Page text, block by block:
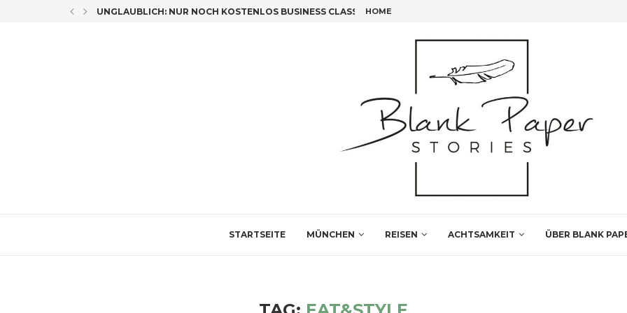
CO-AUTORIN UNGLAUBLICH: NUR NOCH KOSTENLOS BUSINESS CLASS FLIEGEN!FÜNF INSIDER TIPPS FÜR DEINEN LEIPZIG BESUCH
HOME
STARTSEITE MÜNCHEN REISEN ACHTSAMKEIT ÜBER BLANK